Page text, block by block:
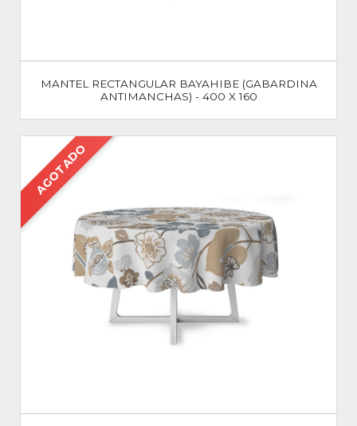
MANTEL RECTANGULAR BAYAHIBE (GABARDINA
ANTIMANCHAS) - 400 X 160
AGOTADO